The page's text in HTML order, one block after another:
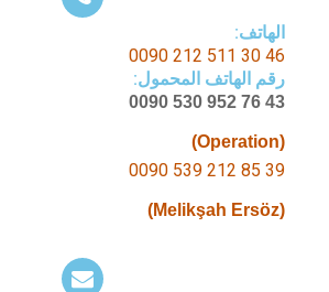
الهاتف:
46 30 511 212 0090
رقم الهاتف المحمول:
43 76 952 530 0090
(Operation)
39 85 212 539 0090
(Melikşah Ersöz)